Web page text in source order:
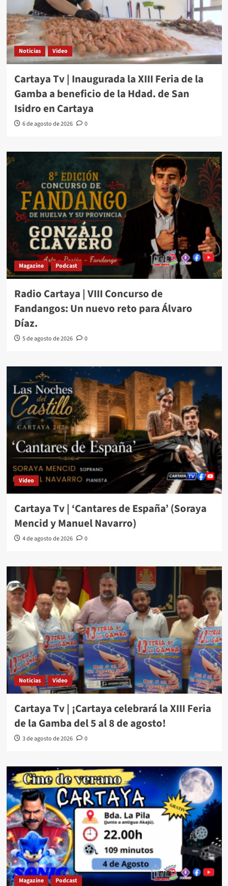
Noticias Video
Cartaya Tv | Inaugurada la XIII Feria de la
Gamba a beneficio de la Hdad. de San
Isidro en Cartaya
6 de agosto de 2026 0
Magazine Podcast
Radio Cartaya | VIII Concurso de
Fandangos: Un nuevo reto para Álvaro
Díaz.
5 de agosto de 2026 0
Video
Cartaya Tv | ‘Cantares de España’ (Soraya
Mencid y Manuel Navarro)
4 de agosto de 2026 0
Noticias Video
Cartaya Tv | ¡Cartaya celebrará la XIII Feria
de la Gamba del 5 al 8 de agosto!
3 de agosto de 2026 0
Magazine Podcast